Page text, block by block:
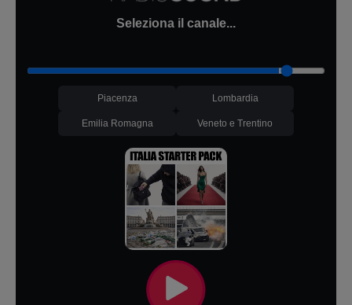
Seleziona il canale...
Piacenza Lombardia
Emilia Romagna Veneto e Trentino